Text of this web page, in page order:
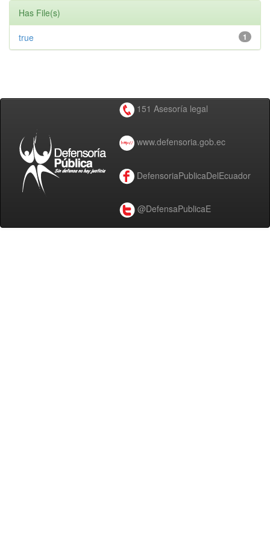
Has File(s)
1
true
151 Asesoría legal
www.defensoria.gob.ec
DefensoriaPublicaDelEcuador
@DefensaPublicaE